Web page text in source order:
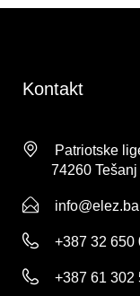
Kontakt
Patriotske
74260 Tešanj
info@elez.ba
+387 32 650
+387 61 302